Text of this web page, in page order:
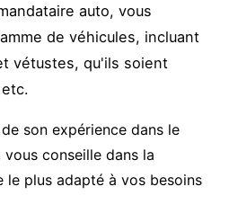
auto, vous
de véhicules, incluant
vétustes, qu'ils soient
son expérience dans le
conseille dans la
le plus adapté à vos besoins